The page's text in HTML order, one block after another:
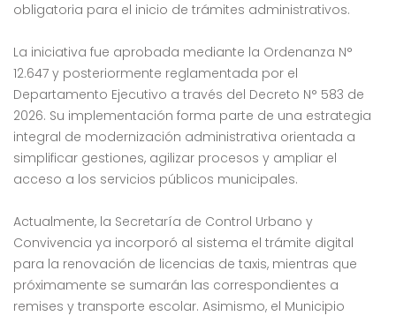
obligatoria para el inicio de trámites administrativos.
La iniciativa fue aprobada mediante la Ordenanza N°
12.647 y posteriormente reglamentada por el
Departamento Ejecutivo a través del Decreto N° 583 de
2026. Su implementación forma parte de una estrategia
integral de modernización administrativa orientada a
simplificar gestiones, agilizar procesos y ampliar el
acceso a los servicios públicos municipales.
Actualmente, la Secretaría de Control Urbano y
Convivencia ya incorporó al sistema el trámite digital
para la renovación de licencias de taxis, mientras que
próximamente se sumarán las correspondientes a
remises y transporte escolar. Asimismo, el Municipio